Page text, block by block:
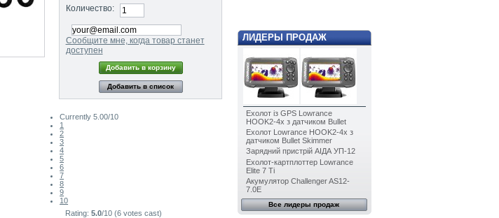
Количество:
Сообщите мне, когда товар станет
доступен
Добавить в список
Currently 5.00/10
1
2
3
4
5
6
7
8
9
10
Rating: 5.0/10 (6 votes cast)
ЛИДЕРЫ ПРОДАЖ
Ехолот із GPS Lowrance
HOOK2-4x з датчиком Bullet
Ехолот Lowrance HOOK2-4x з
датчиком Bullet Skimmer
Зарядний пристрій АІДА УП-12
Ехолот-картплоттер Lowrance
Elite 7 Ti
Акумулятор Challenger AS12-
7.0E
Все лидеры продаж